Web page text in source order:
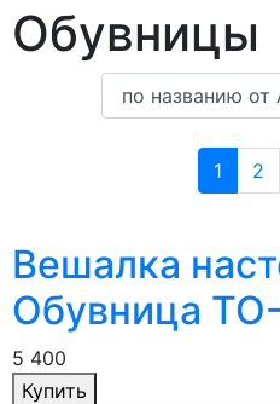
Обувницы
1 2
Вешалка
Обувница
5 400
Купить